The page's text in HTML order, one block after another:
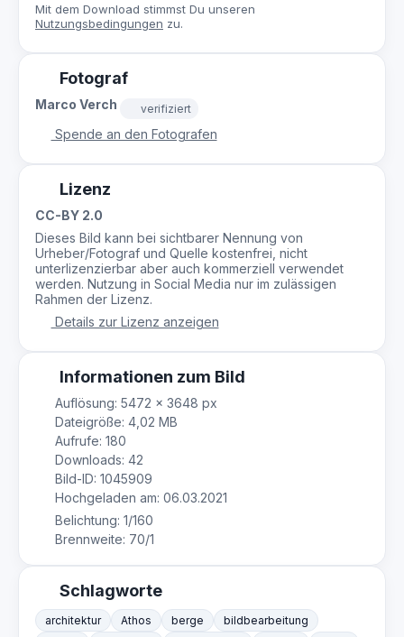
Mit dem Download stimmst Du unseren
Nutzungsbedingungen zu.
Fotograf
Marco Verch verifiziert
Spende an den Fotografen
Lizenz
CC-BY 2.0
Dieses Bild kann bei sichtbarer Nennung von
Urheber/Fotograf und Quelle kostenfrei, nicht
unterlizenzierbar aber auch kommerziell verwendet
werden. Nutzung in Social Media nur im zulässigen
Rahmen der Lizenz.
Details zur Lizenz anzeigen
Informationen zum Bild
Auflösung: 5472 × 3648 px
Dateigröße: 4,02 MB
Aufrufe: 180
Downloads: 42
Bild-ID: 1045909
Hochgeladen am: 06.03.2021
Belichtung: 1/160
Brennweite: 70/1
Schlagworte
architektur Athos berge
bildbearbeitung